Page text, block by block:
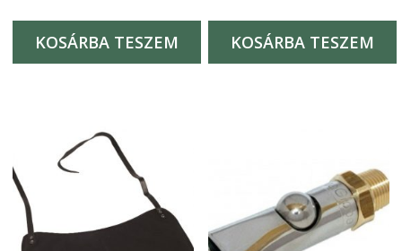
KOSÁRBA TESZEM KOSÁRBA TESZEM